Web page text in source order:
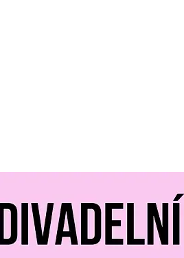
Mlýn 30. 07. 2026
mlýn. 15. až 18. října KD